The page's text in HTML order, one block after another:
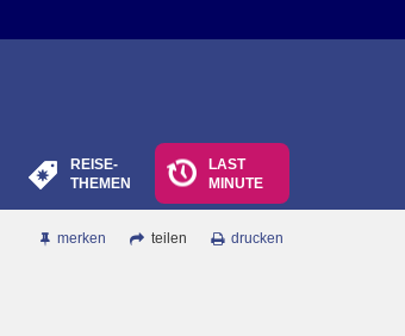
REISE-
THEMEN
LAST
MINUTE
drucken
teilen
merken